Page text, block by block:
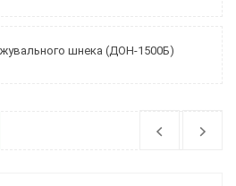
шнека (ДОН-1500Б)